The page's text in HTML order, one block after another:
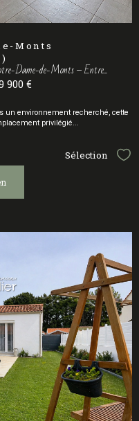
Monts
Dame-de-Monts – Entre...
900 €
un environnement recherché, cette
privilégié...
Sélection